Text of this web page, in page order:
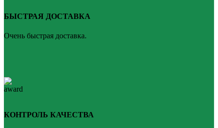
БЫСТРАЯ ДОСТАВКА
Очень быстрая доставка.
КОНТРОЛЬ КАЧЕСТВА